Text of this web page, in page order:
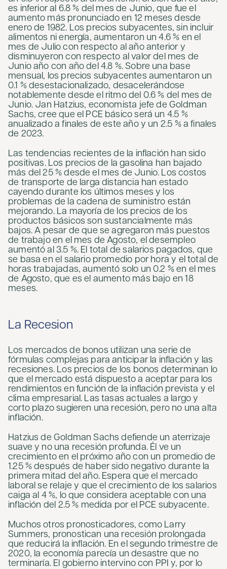
es inferior al 6.8 % del mes de Junio, que fue el
aumento más pronunciado en 12 meses desde
enero de 1982. Los precios subyacentes, sin incluir
alimentos ni energía, aumentaron un 4.6 % en el
mes de Julio con respecto al año anterior y
disminuyeron con respecto al valor del mes de
Junio año con año del 4.8 %. Sobre una base
mensual, los precios subyacentes aumentaron un
0.1 % desestacionalizado, desacelerándose
notablemente desde el ritmo del 0.6 % del mes de
Junio. Jan Hatzius, economista jefe de Goldman
Sachs, cree que el PCE básico será un 4.5 %
anualizado a finales de este año y un 2.5 % a finales
de 2023.
Las tendencias recientes de la inflación han sido
positivas. Los precios de la gasolina han bajado
más del 25 % desde el mes de Junio. Los costos
de transporte de larga distancia han estado
cayendo durante los últimos meses y los
problemas de la cadena de suministro están
mejorando. La mayoría de los precios de los
productos básicos son sustancialmente más
bajos. A pesar de que se agregaron más puestos
de trabajo en el mes de Agosto, el desempleo
aumentó al 3.5 %. El total de salarios pagados, que
se basa en el salario promedio por hora y el total de
horas trabajadas, aumentó solo un 0.2 % en el mes
de Agosto, que es el aumento más bajo en 18
meses.
La Recesion
Los mercados de bonos utilizan una serie de
fórmulas complejas para anticipar la inflación y las
recesiones. Los precios de los bonos determinan lo
que el mercado está dispuesto a aceptar para los
rendimientos en función de la inflación prevista y el
clima empresarial. Las tasas actuales a largo y
corto plazo sugieren una recesión, pero no una alta
inflación.
Hatzius de Goldman Sachs defiende un aterrizaje
suave y no una recesión profunda. Él ve un
crecimiento en el próximo año con un promedio de
1.25 % después de haber sido negativo durante la
primera mitad del año. Espera que el mercado
laboral se relaje y que el crecimiento de los salarios
caiga al 4 %, lo que considera aceptable con una
inflación del 2.5 % medida por el PCE subyacente.
Muchos otros pronosticadores, como Larry
Summers, pronostican una recesión prolongada
que reducirá la inflación. En el segundo trimestre de
2020, la economía parecía un desastre que no
terminaría. El gobierno intervino con PPI y, por lo